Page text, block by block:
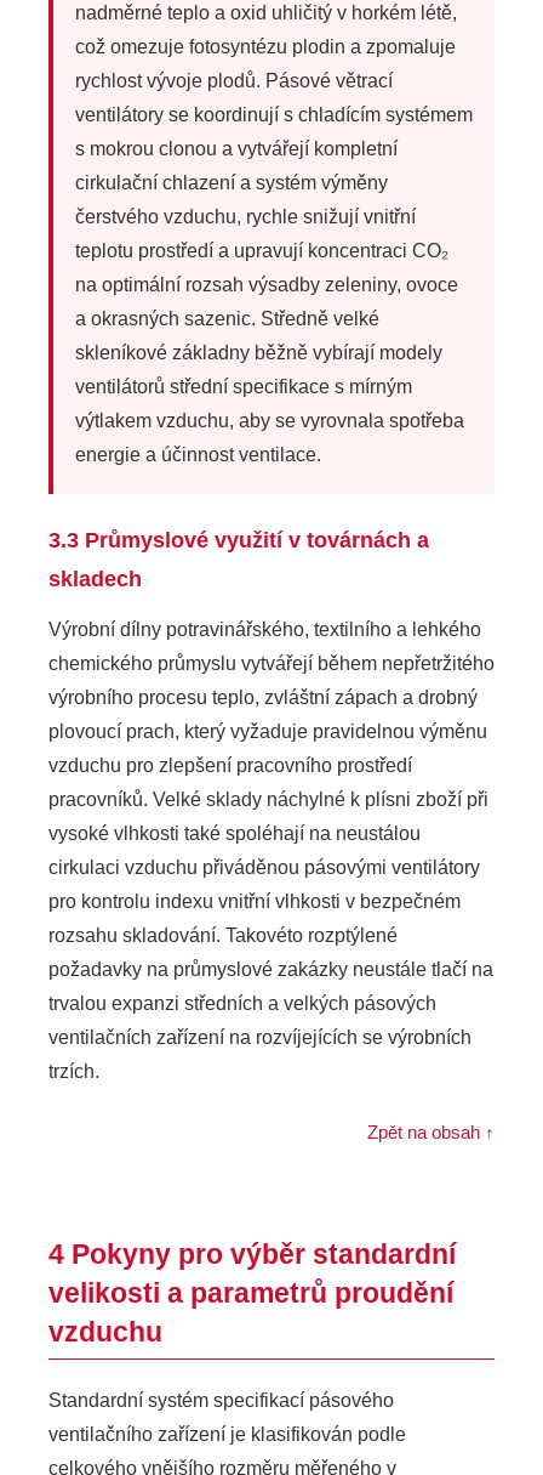
nadměrné teplo a oxid uhličitý v horkém létě,
což omezuje fotosyntézu plodin a zpomaluje
rychlost vývoje plodů. Pásové větrací
ventilátory se koordinují s chladícím systémem
s mokrou clonou a vytvářejí kompletní
cirkulační chlazení a systém výměny
čerstvého vzduchu, rychle snižují vnitřní
teplotu prostředí a upravují koncentraci CO₂
na optimální rozsah výsadby zeleniny, ovoce
a okrasných sazenic. Středně velké
skleníkové základny běžně vybírají modely
ventilátorů střední specifikace s mírným
výtlakem vzduchu, aby se vyrovnala spotřeba
energie a účinnost ventilace.
3.3 Průmyslové využití v továrnách a
skladech
Výrobní dílny potravinářského, textilního a lehkého
chemického průmyslu vytvářejí během nepřetržitého
výrobního procesu teplo, zvláštní zápach a drobný
plovoucí prach, který vyžaduje pravidelnou výměnu
vzduchu pro zlepšení pracovního prostředí
pracovníků. Velké sklady náchylné k plísni zboží při
vysoké vlhkosti také spoléhají na neustálou
cirkulaci vzduchu přiváděnou pásovými ventilátory
pro kontrolu indexu vnitřní vlhkosti v bezpečném
rozsahu skladování. Takovéto rozptýlené
požadavky na průmyslové zakázky neustále tlačí na
trvalou expanzi středních a velkých pásových
ventilačních zařízení na rozvíjejících se výrobních
trzích.
Zpět na obsah ↑
4 Pokyny pro výběr standardní
velikosti a parametrů proudění
vzduchu
Standardní systém specifikací pásového
ventilačního zařízení je klasifikován podle
celkového vnějšího rozměru měřeného v